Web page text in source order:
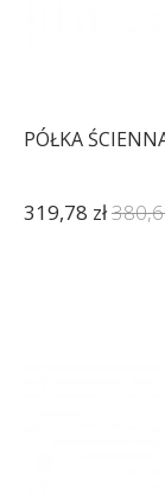
PÓŁKA
319,78 zł